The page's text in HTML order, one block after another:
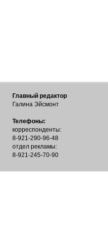
Главный редактор
Галина Эйсмонт
Телефоны:
корреспонденты:
8-921-290-96-48
отдел рекламы:
8-921-245-70-90